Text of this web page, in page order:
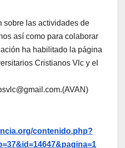
sobre las actividades de
así como para colaborar
ha habilitado la página
Cristianos Vlc y el
contenido.php?